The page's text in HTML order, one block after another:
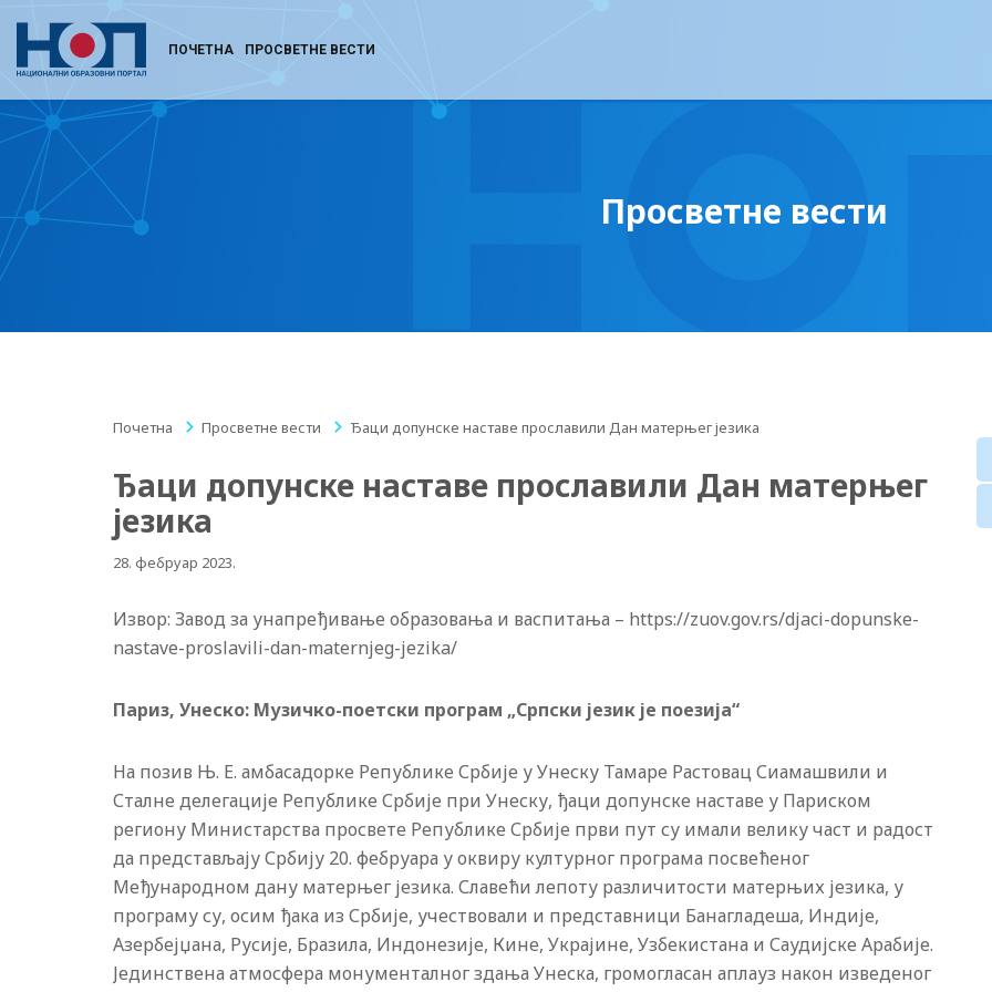
ПОЧЕТНА ПРОСВЕТНЕ ВЕСТИ
Просветне вести
Почетна / Просветне вести / Ђаци допунске наставе прославили Дан матерњег језика
Ђаци допунске наставе прославили Дан матерњег
језика
28. фебруар 2023.
Извор: Завод за унапређивање образовања и васпитања – https://zuov.gov.rs/djaci-dopunske-
nastave-proslavili-dan-maternjeg-jezika/
Париз, Унеско: Музичко-поетски програм „Српски језик је поезија“
На позив Њ. Е. амбасадорке Републике Србије у Унеску Тамаре Растовац Сиамашвили и
Сталне делегације Републике Србије при Унеску, ђаци допунске наставе у Париском
региону Министарства просвете Републике Србије први пут су имали велику част и радост
да представљају Србију 20. фебруара у оквиру културног програма посвећеног
Међународном дану матерњег језика. Славећи лепоту различитости матерњих језика, у
програму су, осим ђака из Србије, учествовали и представници Банагладеша, Индије,
Азербејџана, Русије, Бразила, Индонезије, Кине, Украјине, Узбекистана и Саудијске Арабије.
Јединствена атмосфера монументалног здања Унеска, громогласан аплауз након изведеног